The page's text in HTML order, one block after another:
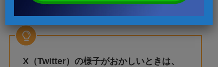
生しています。
X（Twitter）の様子がおかしいときは、